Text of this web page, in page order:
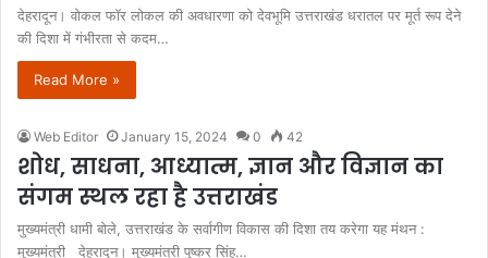
देहरादून। वोकल फॉर लोकल की अवधारणा को देवभूमि उत्तराखंड धरातल पर मूर्त रूप देने
की दिशा में गंभीरता से कदम…
Read More »
Web Editor January 15, 2024 0 42
शोध, साधना, आध्यात्म, ज्ञान और विज्ञान का
संगम स्थल रहा है उत्तराखंड
मुख्यमंत्री धामी बोले, उत्तराखंड के सर्वागीण विकास की दिशा तय करेगा यह मंथन :
मुख्यमंत्री देहरादून। मुख्यमंत्री पुष्कर सिंह…